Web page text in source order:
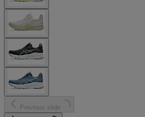
Previous slide